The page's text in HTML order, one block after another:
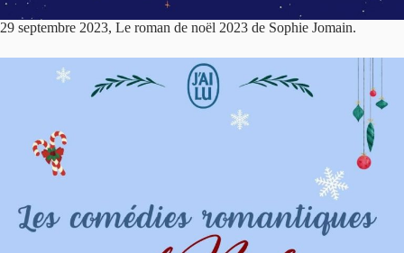
29 septembre 2023, Le roman de noël 2023 de Sophie Jomain.